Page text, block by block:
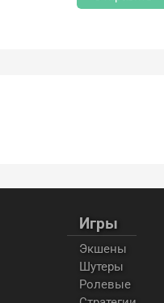
Игры
Экшены
Шутеры
Ролевые